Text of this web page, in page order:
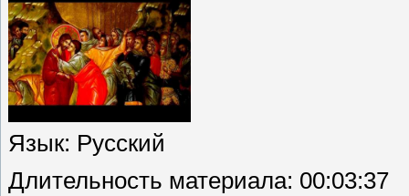
Язык: Русский
Длительность материала: 00:03:37